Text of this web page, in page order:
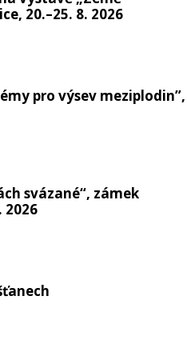
20.–25. 8. 2026
pro výsev meziplodin”,
svázané“, zámek
2026